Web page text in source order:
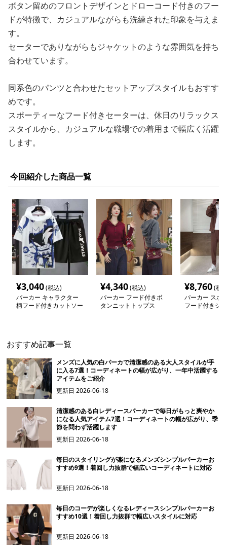
ボタン留めのフロントデザインとドローコード付きのフー
ドが特徴で、カジュアルながらも洗練された印象を与えま
す。
セーターでありながらもジャケットのような雰囲気を持ち
合わせています。
同系色のパンツと合わせたセットアップスタイルもおすす
めです。
スポーティーなフード付きセーターは、休日のリラックス
スタイルから、カジュアルな職場での着用まで幅広く活躍
します。
今回紹介した商品一覧
¥3,040(税込)
パーカー キャラクター
柄フード付きカットソー
¥4,340(税込)
パーカー フード付きボ
タンニットトップス
¥8,760(税
パーカー スポ
フード付きジ
おすすめ記事一覧
メンズに人気の白パーカで清潔感のある大人スタイルが手
に入る7選！コーディネートの幅が広がり、一年中活躍する
アイテムをご紹介
更新日2026-06-18
清潔感のある白レディースパーカーで毎日がもっと爽やか
になる人気アイテム7選！コーディネートの幅が広がり、季
節を問わず活躍します
更新日2026-06-18
毎日のスタイリングが楽になるメンズシンプルパーカーお
すすめ9選！着回し力抜群で幅広いコーディネートに対応
更新日2026-06-18
毎日のコーデが楽しくなるレディースシンプルパーカーお
すすめ10選！着回し力抜群で幅広いスタイルに対応
更新日2026-06-18